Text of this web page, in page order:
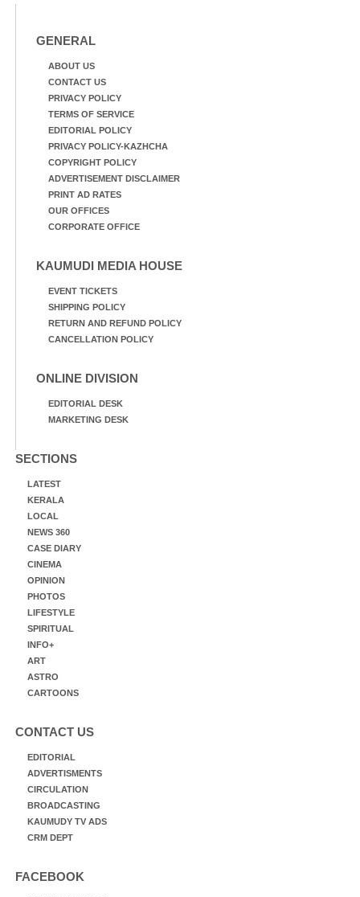
GENERAL
ABOUT US
CONTACT US
PRIVACY POLICY
TERMS OF SERVICE
EDITORIAL POLICY
PRIVACY POLICY-KAZHCHA
COPYRIGHT POLICY
ADVERTISEMENT DISCLAIMER
PRINT AD RATES
OUR OFFICES
CORPORATE OFFICE
KAUMUDI MEDIA HOUSE
EVENT TICKETS
SHIPPING POLICY
RETURN AND REFUND POLICY
CANCELLATION POLICY
ONLINE DIVISION
EDITORIAL DESK
MARKETING DESK
SECTIONS
LATEST
KERALA
LOCAL
NEWS 360
CASE DIARY
CINEMA
OPINION
PHOTOS
LIFESTYLE
SPIRITUAL
INFO+
ART
ASTRO
CARTOONS
CONTACT US
EDITORIAL
ADVERTISMENTS
CIRCULATION
BROADCASTING
KAUMUDY TV ADS
CRM DEPT
FACEBOOK